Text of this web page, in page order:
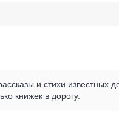
и стихи известных
книжек в дорогу.